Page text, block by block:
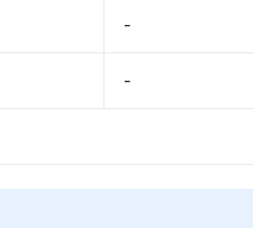
-
-